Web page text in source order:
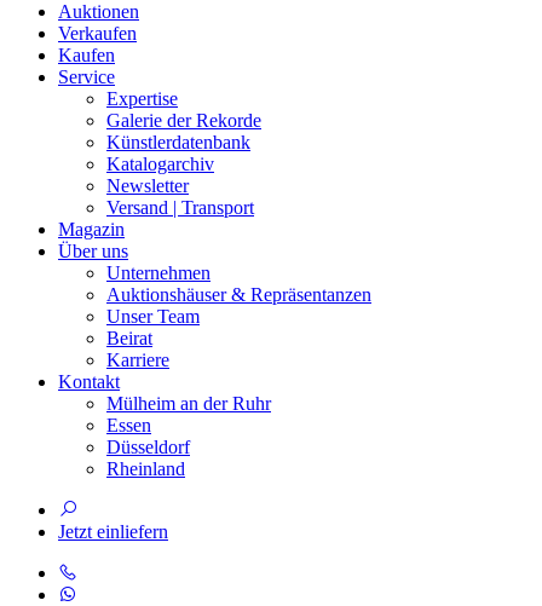
Auktionen
Verkaufen
Kaufen
Service
Expertise
Galerie der Rekorde
Künstlerdatenbank
Katalogarchiv
Newsletter
Versand | Transport
Magazin
Über uns
Unternehmen
Auktionshäuser & Repräsentanzen
Unser Team
Beirat
Karriere
Kontakt
Mülheim an der Ruhr
Essen
Düsseldorf
Rheinland
Jetzt einliefern